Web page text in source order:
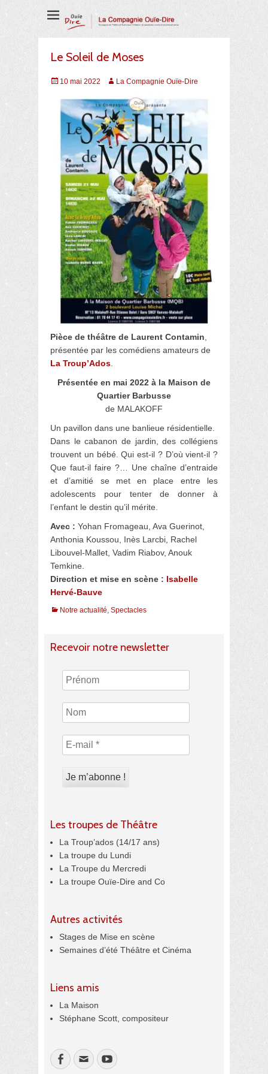
La Compagnie
Ouïe-Dire
Compagnie de Théâtre et Audiovisuel
Le Soleil de Moses
Posted
10 mai 2022 Auteur
La Compagnie Ouïe-Dire
Pièce de théâtre de Laurent Contamin,
présentée par les comédiens amateurs de
La Troup’Ados.
Présentée en mai 2022 à la Maison de
Quartier Barbusse
de MALAKOFF
Un pavillon dans une banlieue résidentielle.
Dans le cabanon de jardin, des collégiens
trouvent un bébé. Qui est-il ? D’où vient-il ?
Que faut-il faire ?… Une chaîne d’entraide
et d’amitié se met en place entre les
adolescents pour tenter de donner à
l’enfant le destin qu’il mérite.
Avec : Yohan Fromageau, Ava Guerinot,
Anthonia Koussou, Inès Larcbi, Rachel
Libouvel-Mallet, Vadim Riabov, Anouk
Temkine.
Direction et mise en scène : Isabelle
Hervé-Bauve
Catégories
Notre actualité, Spectacles
Recevoir notre newsletter
Les troupes de Théâtre
La Troup’ados (14/17 ans)
La troupe du Lundi
La Troupe du Mercredi
La troupe Ouïe-Dire and Co
Autres activités
Stages de Mise en scène
Semaines d’été Théâtre et Cinéma
Liens amis
La Maison
Stéphane Scott, compositeur
Facebook
EmailYouTube